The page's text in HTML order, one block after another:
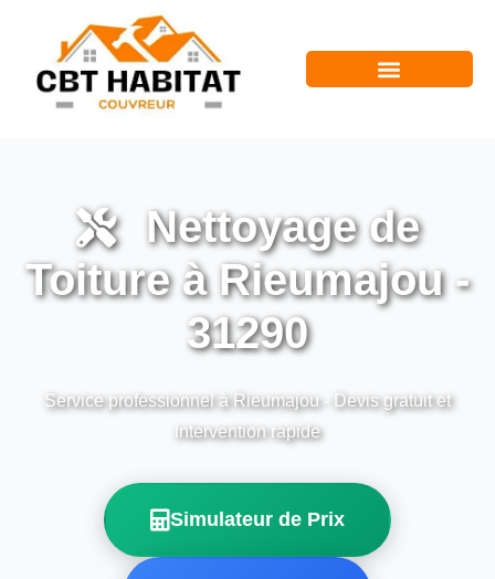
Nettoyage de
Toiture à Rieumajou -
31290
Service professionnel à Rieumajou - Devis gratuit et
intervention rapide
Simulateur de Prix